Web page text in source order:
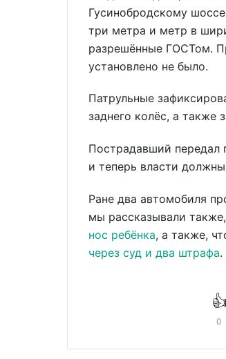
Гусинобродскому
три метра и метр в
разрешённые ГОСТом.
установлено не было.
Патрульные
заднего колёс, а также
Пострадавший передал
и теперь власти
Ране два автомобиля
мы рассказывали
нос ребёнка, а также,
через суд и два штрафа.
👍
0